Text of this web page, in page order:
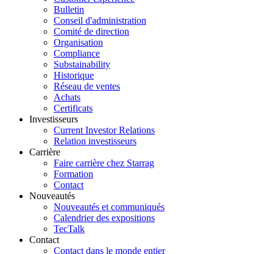
Bulletin
Conseil d'administration
Comité de direction
Organisation
Compliance
Substainability
Historique
Réseau de ventes
Achats
Certificats
Investisseurs
Current Investor Relations
Relation investisseurs
Carrière
Faire carrière chez Starrag
Formation
Contact
Nouveautés
Nouveautés et communiqués
Calendrier des expositions
TecTalk
Contact
Contact dans le monde entier